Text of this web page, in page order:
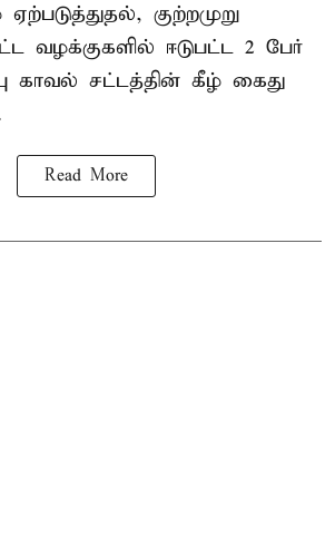
குற்றமுறு
வழக்குகளில் ஈடுபட்ட 2 பேர்
காவல் சட்டத்தின் கீழ் கைது
Read More